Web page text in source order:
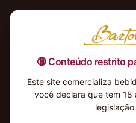
🔞 Conteúdo restrito
Este site comercializa
você declara que tem 18